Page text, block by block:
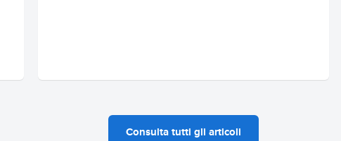
Consulta tutti gli articoli